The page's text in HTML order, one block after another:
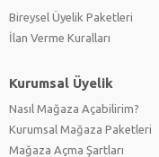
Bireysel Üyelik Paketleri
İlan Verme Kuralları
Kurumsal Üyelik
Nasıl Mağaza Açabilirim?
Kurumsal Mağaza Paketleri
Mağaza Açma Şartları